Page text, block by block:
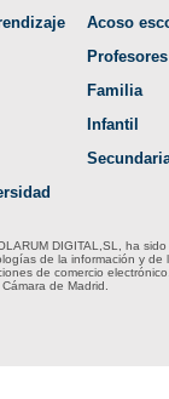
Acoso
Profesores
Familia
Infantil
DIGITAL,SL, ha
de la información y de
de comercio
de Madrid.